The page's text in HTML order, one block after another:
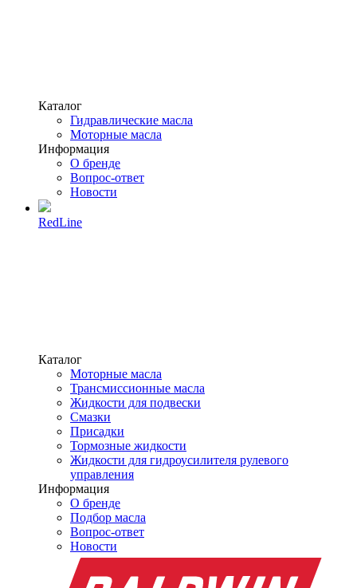
Каталог
Гидравлические масла
Моторные масла
Информация
О бренде
Вопрос-ответ
Новости
RedLine
Каталог
Моторные масла
Трансмиссионные масла
Жидкости для подвески
Смазки
Присадки
Тормозные жидкости
Жидкости для гидроусилителя рулевого
управления
Информация
О бренде
Подбор масла
Вопрос-ответ
Новости